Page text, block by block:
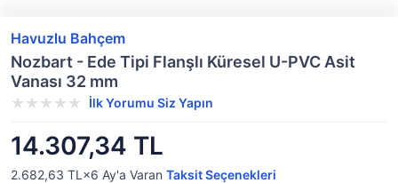
Havuzlu Bahçem
Nozbart - Ede Tipi Flanşlı Küresel U-PVC Asit
Vanası 32 mm
İlk Yorumu Siz Yapın
14.307,34 TL
2.682,63 TL×6 Ay'a Varan Taksit Seçenekleri